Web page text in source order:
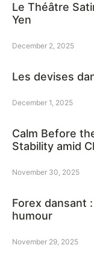
Le Théâtre
Yen
December 2, 2025
Les devises
December 1, 2025
Calm Before
Stability amid
November 30, 2025
Forex dansant
humour
November 29, 2025